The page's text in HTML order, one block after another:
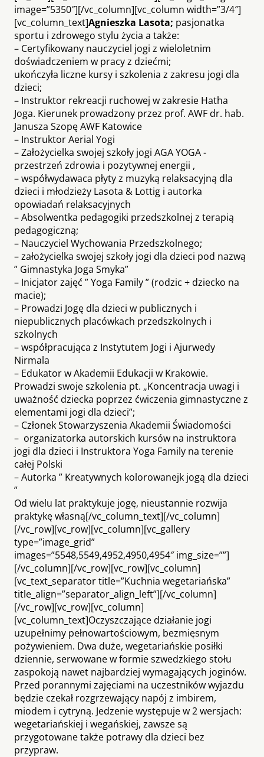
image=”5350″][/vc_column][vc_column width=”3/4″]
[vc_column_text]Agnieszka Lasota; pasjonatka
sportu i zdrowego stylu życia a także:
– Certyfikowany nauczyciel jogi z wieloletnim
doświadczeniem w pracy z dziećmi;
ukończyła liczne kursy i szkolenia z zakresu jogi dla
dzieci;
– Instruktor rekreacji ruchowej w zakresie Hatha
Joga. Kierunek prowadzony przez prof. AWF dr. hab.
Janusza Szopę AWF Katowice
– Instruktor Aerial Yogi
– Założycielka swojej szkoły jogi AGA YOGA -
przestrzeń zdrowia i pozytywnej energii ,
– współwydawaca płyty z muzyką relaksacyjną dla
dzieci i młodzieży Lasota & Lottig i autorka
opowiadań relaksacyjnych
– Absolwentka pedagogiki przedszkolnej z terapią
pedagogiczną;
– Nauczyciel Wychowania Przedszkolnego;
– założycielka swojej szkoły jogi dla dzieci pod nazwą
” Gimnastyka Joga Smyka”
– Inicjator zajęć ” Yoga Family ” (rodzic + dziecko na
macie);
– Prowadzi Jogę dla dzieci w publicznych i
niepublicznych placówkach przedszkolnych i
szkolnych
– współpracująca z Instytutem Jogi i Ajurwedy
Nirmala
– Edukator w Akademii Edukacji w Krakowie.
Prowadzi swoje szkolenia pt. „Koncentracja uwagi i
uważność dziecka poprzez ćwiczenia gimnastyczne z
elementami jogi dla dzieci”;
– Członek Stowarzyszenia Akademii Świadomości
– organizatorka autorskich kursów na instruktora
jogi dla dzieci i Instruktora Yoga Family na terenie
całej Polski
– Autorka ” Kreatywnych kolorowanejk jogą dla dzieci
”
Od wielu lat praktykuje jogę, nieustannie rozwija
praktykę własną[/vc_column_text][/vc_column]
[/vc_row][vc_row][vc_column][vc_gallery
type=”image_grid”
images=”5548,5549,4952,4950,4954″ img_size=””]
[/vc_column][/vc_row][vc_row][vc_column]
[vc_text_separator title=”Kuchnia wegetariańska”
title_align=”separator_align_left”][/vc_column]
[/vc_row][vc_row][vc_column]
[vc_column_text]Oczyszczające działanie jogi
uzupełnimy pełnowartościowym, bezmięsnym
pożywieniem. Dwa duże, wegetariańskie posiłki
dziennie, serwowane w formie szwedzkiego stołu
zaspokoją nawet najbardziej wymagających joginów.
Przed porannymi zajęciami na uczestników wyjazdu
będzie czekał rozgrzewający napój z imbirem,
miodem i cytryną. Jedzenie występuje w 2 wersjach:
wegetariańskiej i wegańskiej, zawsze są
przygotowane także potrawy dla dzieci bez
przypraw.